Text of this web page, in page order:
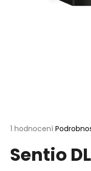
Průměrné
produktu
je
1 hodnocení
Sentio
D